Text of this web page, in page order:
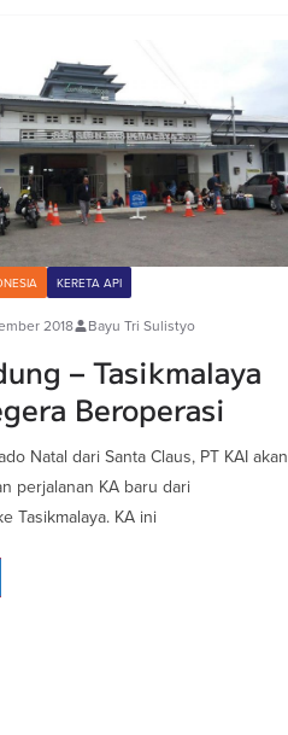
KERETA API
2018 Bayu Tri Sulistyo
– Tasikmalaya
Beroperasi
Natal dari Santa Claus, PT KAI akan
perjalanan KA baru dari
Tasikmalaya. KA ini